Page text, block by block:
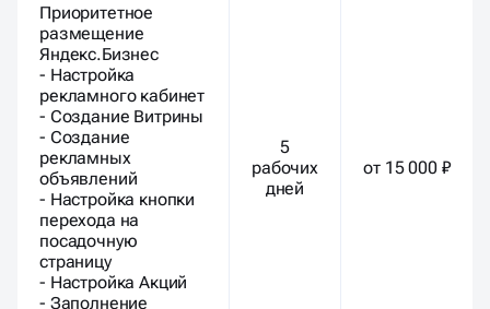
Приоритетное
размещение
Яндекс.Бизнес
- Настройка
рекламного кабинет
- Создание Витрины
- Создание
рекламных
объявлений
- Настройка кнопки
перехода на
посадочную
страницу
- Настройка Акций
- Заполнение
5
рабочих
дней
от 15 000 ₽